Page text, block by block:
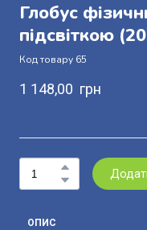
Глобус
підсвіткою
Код товару 65
1 148,00  грн
ОПИС